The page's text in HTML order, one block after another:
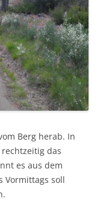
Berg herab. In
das
es aus dem
Vormittags soll